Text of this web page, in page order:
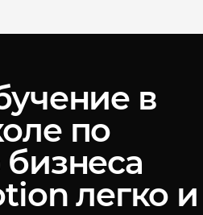
в
по
легко и